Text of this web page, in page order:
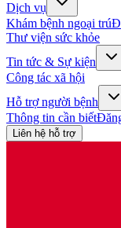
Dịch vụ
Khám bệnh ngoại trú
Thư viện sức khỏe
Tin tức & Sự kiện
Công tác xã hội
Hỗ trợ người bệnh
Thông tin cần biết
Liên hệ hỗ trợ